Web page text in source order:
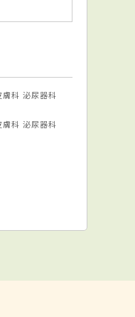
膚科 泌尿器科
膚科 泌尿器科